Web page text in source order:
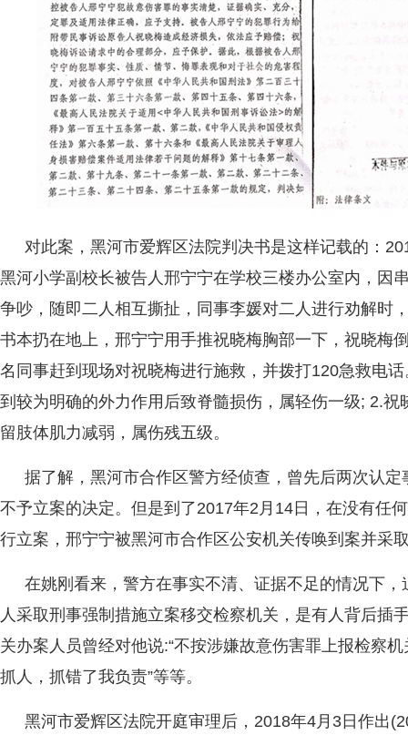
对此案，黑河市爱辉区法院判决书是这样记载的：
黑河小学副校长被告人邢宁宁在学校三楼办公室内，因
争吵，随即二人相互撕扯，同事李媛对二人进行劝解时
书本扔在地上，邢宁宁用手推祝晓梅胸部一下，祝晓梅
名同事赶到现场对祝晓梅进行施救，并拨打120急救电
到较为明确的外力作用后致脊髓损伤，属轻伤一级; 2.祝
留肢体肌力减弱，属伤残五级。
据了解，黑河市合作区警方经侦查，曾先后两次认
不予立案的决定。但是到了2017年2月14日，在没有任
行立案，邢宁宁被黑河市合作区公安机关传唤到案并采
在姚刚看来，警方在事实不清、证据不足的情况下
人采取刑事强制措施立案移交检察机关，是有人背后插
关办案人员曾经对他说:“不按涉嫌故意伤害罪上报检察
抓人，抓错了我负责”等等。
黑河市爱辉区法院开庭审理后，2018年4月3日作出